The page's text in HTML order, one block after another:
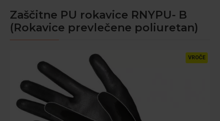
Zaščitne PU rokavice RNYPU- B
(Rokavice prevlečene poliuretan)
VROČE